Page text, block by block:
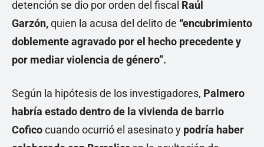
detención se dio por orden del fiscal Raúl
Garzón,quien la acusa del delito de “encubrimiento
doblemente agravado por el hecho precedente y
por mediar violencia de género”.
Según la hipótesis de los investigadores, Palmero
habría estado dentro de la vivienda de barrio
Coficocuando ocurrió el asesinato y podría haber